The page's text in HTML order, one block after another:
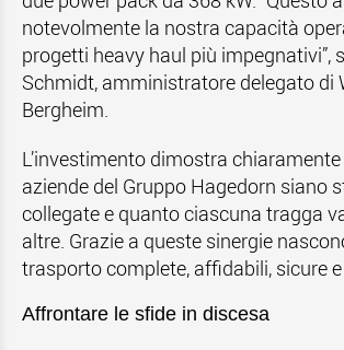
notevolmente la nostra capacità
progetti heavy haul più impegnativi”,
Schmidt, amministratore delegato di
Bergheim.
L’investimento dimostra
aziende del Gruppo Hagedorn siano
collegate e quanto ciascuna tragga
altre. Grazie a queste sinergie
trasporto complete, affidabili, sicure
Affrontare le sfide in discesa